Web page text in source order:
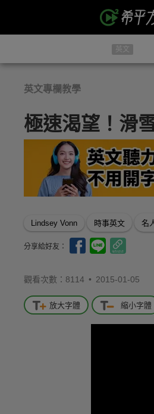
英文
英文專欄教學
極速渴望！滑
Lindsey Vonn 時事英文 名
分享給好友：
觀看次數：8114 • 2015-01-05
放大字體 縮小字體